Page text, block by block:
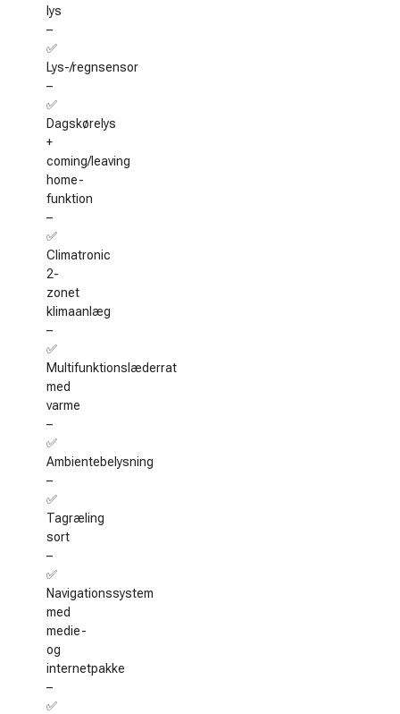
lys
–
✅
Lys-/regnsensor
–
✅
Dagskørelys
+
coming/leaving
home-
funktion
–
✅
Climatronic
2-
zonet
klimaanlæg
–
✅
Multifunktionslæderrat
med
varme
–
✅
Ambientebelysning
–
✅
Tagræling
sort
–
✅
Navigationssystem
med
medie-
og
internetpakke
–
✅